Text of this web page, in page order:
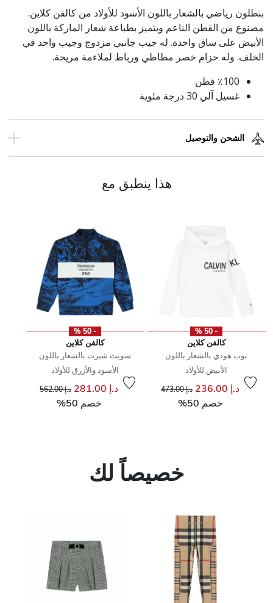
بنطلون رياضي بالشعار باللون الأسود للأولاد من كالفن كلاين.
مصنوع من القطن الناعم ويتميز بطباعة شعار الماركة باللون
الأبيض على ساق واحدة. له جيب جانبي مزدوج وجيب واحد في
الخلف. وله حزام خصر مطاطي ورباط لملاءمة مريحة.
٪100 قطن
غسيل آلي 30 درجة مئوية
الشحن والتوصيل
هذا ينطبق مع
- 50 %
كالفن كلاين
توب هودي بالشعار باللون
الأبيض للأولاد
د.إ 236.00 سعر مخفض من د.إ 473.00
خصم 50%
- 50 %
كالفن كلاين
سويت شيرت بالشعار باللون
الأسود والأزرق للأولاد
د.إ 281.00 سعر مخفض من د.إ 562.00
خصم 50%
خصيصاً لك